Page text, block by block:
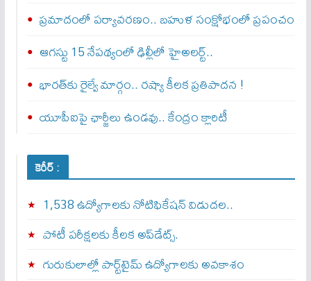
ప్రమాదంలో పర్యావరణం.. బహుళ సంక్షోభంలో ప్రపంచం
ఆగస్టు 15 నేపథ్యంలో ఢిల్లీలో హైఅలర్ట్..
భారత్‌కు రైల్వే మార్గం.. రష్యా కీలక ప్రతిపాదన !
యూపీఐపై ఛార్జీలు ఉండవు.. కేంద్రం క్లారిటీ
కెరీర్ :
1,538 ఉద్యోగాలకు నోటిఫికేషన్ విడుదల..
పోటీ పరీక్షలకు కీలక అప్‌డేట్స్.
గురుకులాల్లో పార్ట్‌టైమ్ ఉద్యోగాలకు అవకాశం